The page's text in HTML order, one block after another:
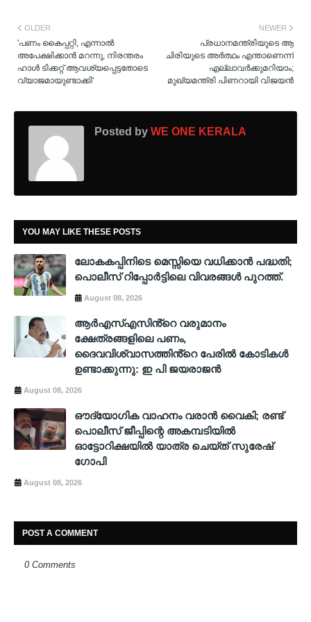
NEWER
പ്രധാനമന്ത്രിയുടെ ആ
ചിരിയുടെ അർത്ഥം എന്താണെന്ന്
എല്ലാവർക്കുമറിയാം;
മുഖ്യമന്ത്രി പിണറായി വിജയൻ
OLDER
'പണം കൈപ്പറ്റി, എന്നാല്‍
അപേക്ഷിക്കാന്‍ മറന്നു, നിരന്തരം
ഹാള്‍ ടിക്കറ്റ് ആവശ്യപ്പെട്ടതോടെ
വ്യാജമായുണ്ടാക്കി'
Posted by WE ONE KERALA
YOU MAY LIKE THESE POSTS
ലോകകപ്പിനിടെ മെസ്സിയെ വധിക്കാൻ പദ്ധതി;
പൊലീസ് റിപ്പോർട്ടിലെ വിവരങ്ങൾ പുറത്ത്.
August 08, 2026
ആർഎസ്എസിൻ്റെ വരുമാനം
ക്ഷേത്രങ്ങളിലെ പണം,
ദൈവവിശ്വാസത്തിൻ്റെ പേരിൽ കോടികൾ
ഉണ്ടാക്കുന്നു: ഇ പി ജയരാജൻ
August 08, 2026
ഔദ്യോഗിക വാഹനം വരാന്‍ വൈകി; രണ്ട്
പൊലീസ് ജീപ്പിന്റെ അകമ്പടിയിൽ
ഓട്ടോറിക്ഷയില്‍ യാത്ര ചെയ്ത് സുരേഷ്
ഗോപി
August 08, 2026
POST A COMMENT
0 Comments